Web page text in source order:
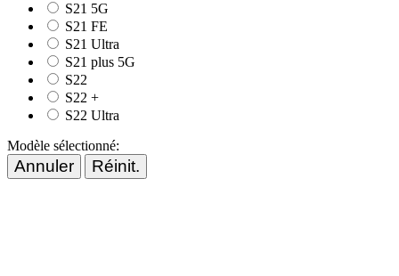
S21 5G
S21 FE
S21 Ultra
S21 plus 5G
S22
S22 +
S22 Ultra
Modèle sélectionné:
Annuler Réinit.